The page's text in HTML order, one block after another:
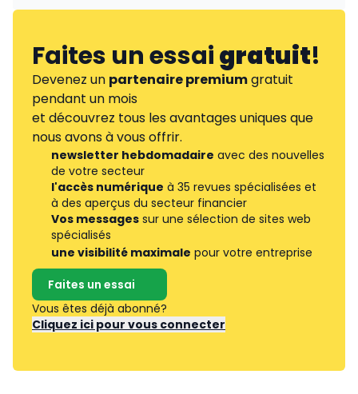
Faites un essaigratuit!
Devenez un partenaire premiumgratuit
pendant un mois
et découvrez tous les avantages uniques que
nous avons à vous offrir.
newsletter hebdomadaire avec des nouvelles
de votre secteur
l'accès numérique à 35 revues spécialisées et
à des aperçus du secteur financier
Vos messages sur une sélection de sites web
spécialisés
une visibilité maximale pour votre entreprise
Faites un essai
Vous êtes déjà abonné?
Cliquez ici pour vous connecter